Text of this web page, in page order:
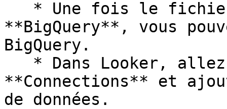
**BigQuery**, vous
BigQuery.
**Connections** et
de données.